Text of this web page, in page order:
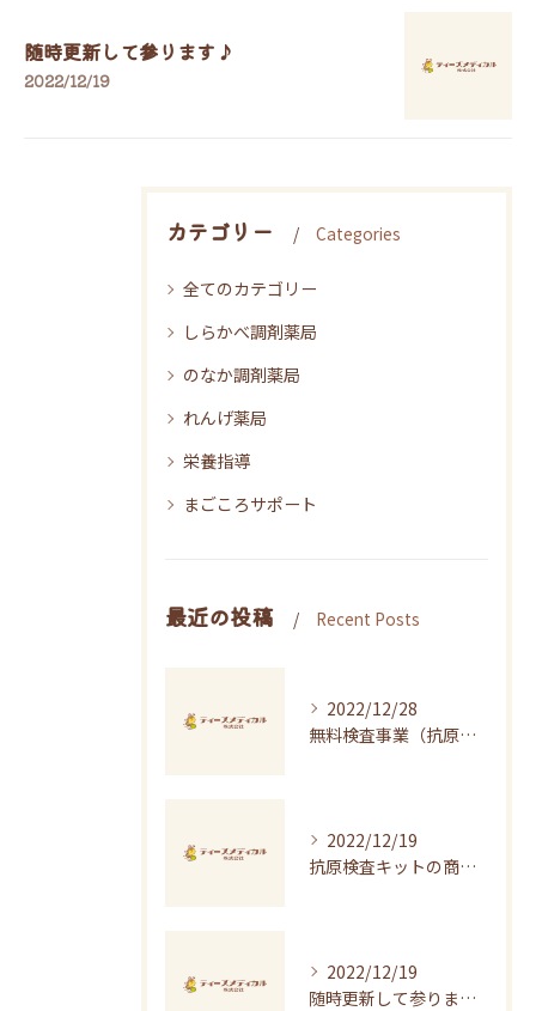
随時更新して参ります♪
2022/12/19
カテゴリー Categories
全てのカテゴリー
しらかべ調剤薬局
のなか調剤薬局
れんげ薬局
栄養指導
まごころサポート
最近の投稿 Recent Posts
2022/12/28
無料検査事業（抗原検査）の年末年始のご案内をアップしました！
2022/12/19
抗原検査キットの商品・価格のご紹介
2022/12/19
随時更新して参ります♪